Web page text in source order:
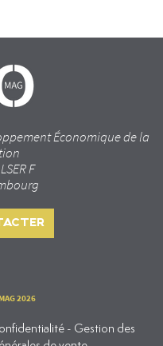
Économique de la
F
2026
- Gestion des